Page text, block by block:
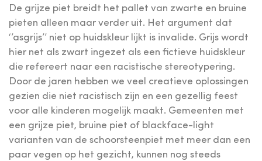
De grijze piet breidt het pallet van zwarte en bruine
pieten alleen maar verder uit. Het argument dat
‘’asgrijs’’ niet op huidskleur lijkt is invalide. Grijs wordt
hier net als zwart ingezet als een fictieve huidskleur
die refereert naar een racistische stereotypering.
Door de jaren hebben we veel creatieve oplossingen
gezien die niet racistisch zijn en een gezellig feest
voor alle kinderen mogelijk maakt. Gemeenten met
een grijze piet, bruine piet of blackface-light
varianten van de schoorsteenpiet met meer dan een
paar vegen op het gezicht, kunnen nog steeds